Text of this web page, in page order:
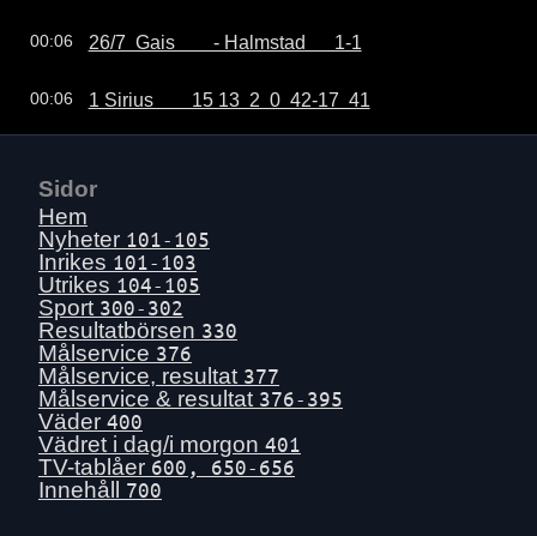
00:06 26/7  Gais        - Halmstad      1-1
00:06 1 Sirius        15 13  2  0  42-17  41
Sidor
Hem
Nyheter 101-105
Inrikes 101-103
Utrikes 104-105
Sport 300-302
Resultatbörsen 330
Målservice 376
Målservice, resultat 377
Målservice & resultat 376-395
Väder 400
Vädret i dag/i morgon 401
TV-tablåer 600, 650-656
Innehåll 700